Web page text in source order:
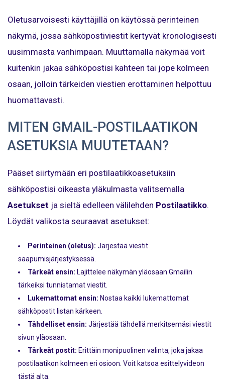
Oletusarvoisesti käyttäjillä on käytössä perinteinen
näkymä, jossa sähköpostiviestit kertyvät kronologisesti
uusimmasta vanhimpaan. Muuttamalla näkymää voit
kuitenkin jakaa sähköpostisi kahteen tai jope kolmeen
osaan, jolloin tärkeiden viestien erottaminen helpottuu
huomattavasti.
MITEN GMAIL-POSTILAATIKON
ASETUKSIA MUUTETAAN?
Pääset siirtymään eri postilaatikkoasetuksiin
sähköpostisi oikeasta yläkulmasta valitsemalla
Asetukset ja sieltä edelleen välilehden Postilaatikko.
Löydät valikosta seuraavat asetukset:
Perinteinen (oletus): Järjestää viestit
saapumisjärjestyksessä.
Tärkeät ensin: Lajittelee näkymän yläosaan Gmailin
tärkeiksi tunnistamat viestit.
Lukemattomat ensin: Nostaa kaikki lukemattomat
sähköpostit listan kärkeen.
Tähdelliset ensin: Järjestää tähdellä merkitsemäsi viestit
sivun yläosaan.
Tärkeät postit: Erittäin monipuolinen valinta, joka jakaa
postilaatikon kolmeen eri osioon. Voit katsoa esittelyvideon
tästä alta.